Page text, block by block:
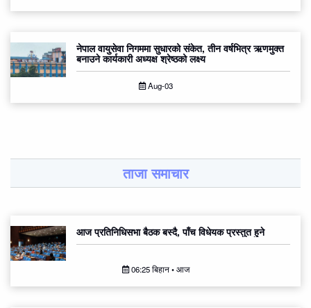
नेपाल वायुसेवा निगममा सुधारको संकेत, तीन वर्षभित्र ऋणमुक्त
बनाउने कार्यकारी अध्यक्ष श्रेष्ठको लक्ष्य
Aug-03
ताजा समाचार
आज प्रतिनिधिसभा बैठक बस्दै, पाँच विधेयक प्रस्तुत हुने
06:25 बिहान • आज